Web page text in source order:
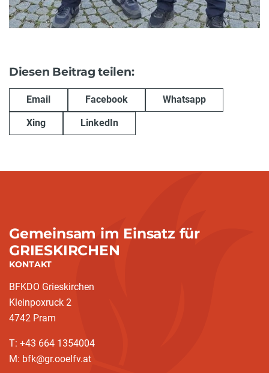
Diesen Beitrag teilen:
Email Facebook Whatsapp
Xing LinkedIn
Gemeinsam im Einsatz für
GRIESKIRCHEN
KONTAKT
BFKDO Grieskirchen
Kleinpoxruck 2
4742 Pram
T: +43 664 1354004
M: bfk@gr.ooelfv.at